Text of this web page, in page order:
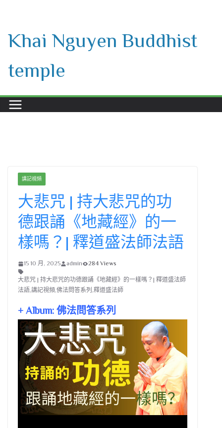
content
Khai Nguyen Buddhist
temple
講記視頻
大悲咒 | 持大悲咒的功
德跟誦《地藏經》的一
樣嗎？| 釋道盛法師法語
15 10 月, 2025 admin 284 Views
大悲咒 | 持大悲咒的功德跟誦《地藏經》的一樣嗎？| 釋道盛法師
法語,講記視頻,佛法問答系列,釋道盛法師
+ Album: 佛法問答系列